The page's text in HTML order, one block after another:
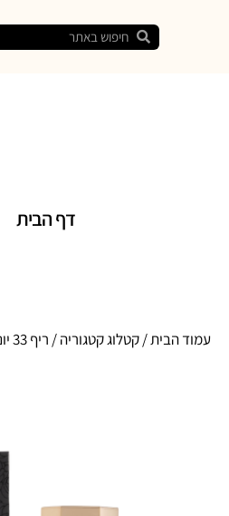
דף הבית
עמוד הבית/קטלוג קטגוריה/ ריף 33 יוניסקס א.ד.פ 100 מ"ל